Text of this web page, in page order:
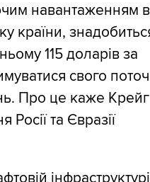
навантаженням
країни,
115 доларів за
свого
Про це каже Крейг
та Євразії
інфраструктурі